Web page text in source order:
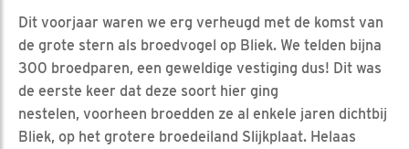
Dit voorjaar waren we erg verheugd met de komst van
de grote stern als broedvogel op Bliek. We telden bijna
300 broedparen, een geweldige vestiging dus! Dit was
de eerste keer dat deze soort hier ging
nestelen, voorheen broedden ze al enkele jaren dichtbij
Bliek, op het grotere broedeiland Slijkplaat. Helaas